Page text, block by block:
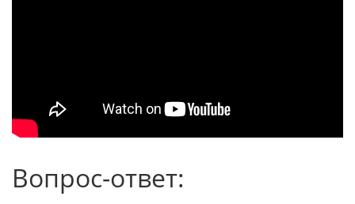
Вопрос-ответ: